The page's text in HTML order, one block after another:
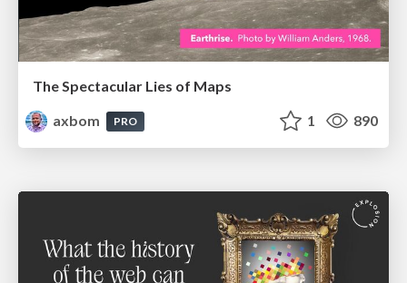
The Spectacular Lies of Maps
axbom
PRO 1 890